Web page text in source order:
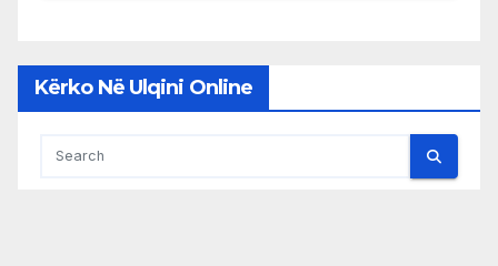
Kërko Në Ulqini Online